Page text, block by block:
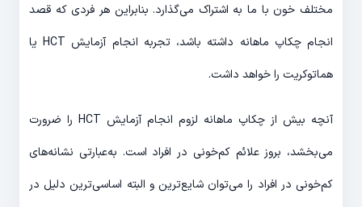
مختلف خون با ما به اشتراک می‌گذارد. بنابراین هر فردی که قصد
انجام چکاپ ماهانه داشته باشد، تجربه انجام آزمایش HCT یا
هماتوکریت را خواهد داشت.
آنچه بیش از چکاپ ماهانه لزوم انجام آزمایش HCT را ضرورت
می‌بخشد، بروز علائم کم‌خونی در افراد است. به‌عبارتی نشانه‌های
کم‌خونی در افراد را می‌توان شایع‌ترین و البته اساسی‌ترین دلیل در